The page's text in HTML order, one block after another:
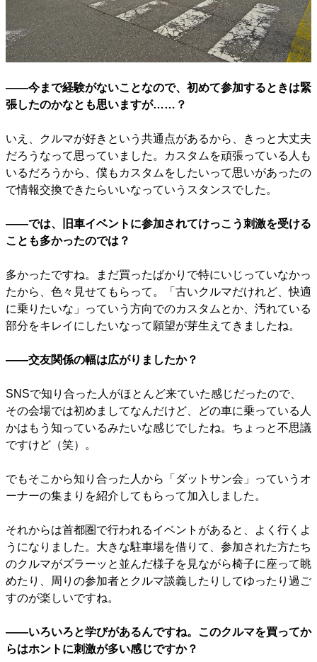
――今まで経験がないことなので、初めて参加するときは緊
張したのかなとも思いますが……？
いえ、クルマが好きという共通点があるから、きっと大丈夫
だろうなって思っていました。カスタムを頑張っている人も
いるだろうから、僕もカスタムをしたいって思いがあったの
で情報交換できたらいいなっていうスタンスでした。
――では、旧車イベントに参加されてけっこう刺激を受ける
ことも多かったのでは？
多かったですね。まだ買ったばかりで特にいじっていなかっ
たから、色々見せてもらって。「古いクルマだけれど、快適
に乗りたいな」っていう方向でのカスタムとか、汚れている
部分をキレイにしたいなって願望が芽生えてきましたね。
――交友関係の幅は広がりましたか？
SNSで知り合った人がほとんど来ていた感じだったので、
その会場では初めましてなんだけど、どの車に乗っている人
かはもう知っているみたいな感じでしたね。ちょっと不思議
ですけど（笑）。
でもそこから知り合った人から「ダットサン会」っていうオ
ーナーの集まりを紹介してもらって加入しました。
それからは首都圏で行われるイベントがあると、よく行くよ
うになりました。大きな駐車場を借りて、参加された方たち
のクルマがズラーッと並んだ様子を見ながら椅子に座って眺
めたり、周りの参加者とクルマ談義したりしてゆったり過ご
すのが楽しいですね。
――いろいろと学びがあるんですね。このクルマを買ってか
らはホントに刺激が多い感じですか？